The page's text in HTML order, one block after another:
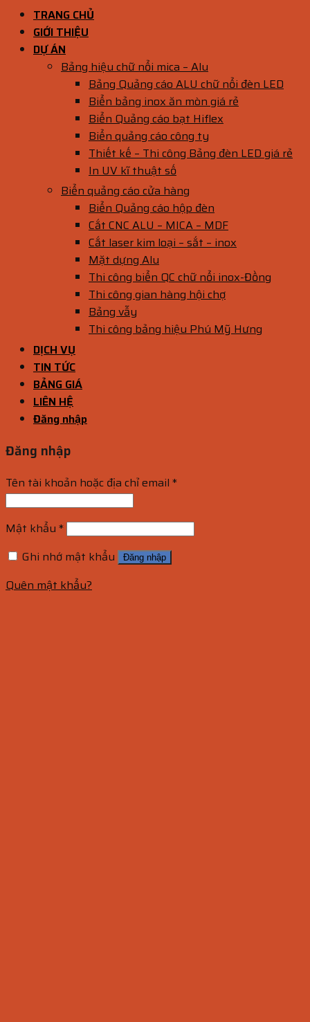
TRANG CHỦ
GIỚI THIỆU
DỰ ÁN
Bảng hiệu chữ nổi mica – Alu
Bảng Quảng cáo ALU chữ nổi đèn LED
Biển bảng inox ăn mòn giá rẻ
Biển Quảng cáo bạt Hiflex
Biển quảng cáo công ty
Thiết kế – Thi công Bảng đèn LED giá rẻ
In UV kĩ thuật số
Biển quảng cáo cửa hàng
Biển Quảng cáo hộp đèn
Cắt CNC ALU – MICA – MDF
Cắt laser kim loại – sắt – inox
Mặt dựng Alu
Thi công biển QC chữ nổi inox-Đồng
Thi công gian hàng hội chợ
Bảng vẫy
Thi công bảng hiệu Phú Mỹ Hưng
DỊCH VỤ
TIN TỨC
BẢNG GIÁ
LIÊN HỆ
Đăng nhập
Đăng nhập
Tên tài khoản hoặc địa chỉ email *
Mật khẩu *
Ghi nhớ mật khẩu
Đăng nhập
Quên mật khẩu?